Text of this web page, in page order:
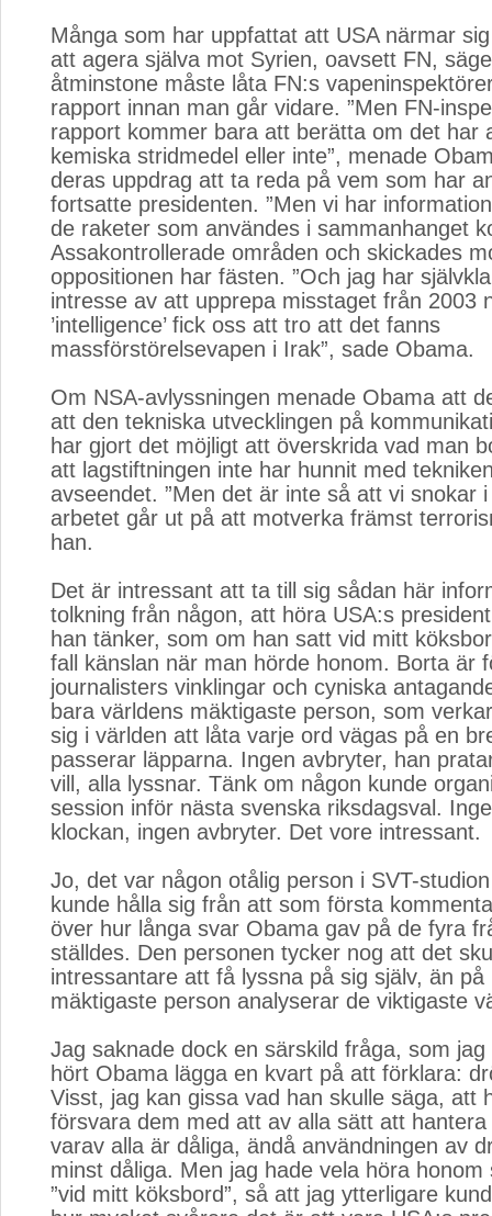
Många som har uppfattat att USA närmar
att agera själva mot Syrien, oavsett FN,
åtminstone måste låta FN:s
rapport innan man går vidare. ”Men FN-
rapport kommer bara att berätta om det har
kemiska stridmedel eller inte”, menade
deras uppdrag att ta reda på vem som har
fortsatte presidenten. ”Men vi har
de raketer som användes i sammanhanget
Assakontrollerade områden och skickades
oppositionen har fästen. ”Och jag har
intresse av att upprepa misstaget från 2003
’intelligence’ fick oss att tro att det fanns
massförstörelsevapen i Irak”, sade Obama.
Om NSA-avlyssningen menade Obama att
att den tekniska utvecklingen på
har gjort det möjligt att överskrida vad man
att lagstiftningen inte har hunnit med
avseendet. ”Men det är inte så att vi snokar
arbetet går ut på att motverka främst
han.
Det är intressant att ta till sig sådan här
tolkning från någon, att höra USA:s
han tänker, som om han satt vid mitt
fall känslan när man hörde honom. Borta är
journalisters vinklingar och cyniska
bara världens mäktigaste person, som
sig i världen att låta varje ord vägas på en
passerar läpparna. Ingen avbryter, han
vill, alla lyssnar. Tänk om någon kunde
session inför nästa svenska riksdagsval.
klockan, ingen avbryter. Det vore intressant.
Jo, det var någon otålig person i SVT-
kunde hålla sig från att som första
över hur långa svar Obama gav på de fyra
ställdes. Den personen tycker nog att det
intressantare att få lyssna på sig själv, än på
mäktigaste person analyserar de viktigaste
Jag saknade dock en särskild fråga, som jag
hört Obama lägga en kvart på att förklara:
Visst, jag kan gissa vad han skulle säga, att
försvara dem med att av alla sätt att
varav alla är dåliga, ändå användningen av
minst dåliga. Men jag hade vela höra honom
”vid mitt köksbord”, så att jag ytterligare